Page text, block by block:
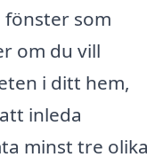
fönster som
om du vill
i ditt hem,
inleda
minst tre olika